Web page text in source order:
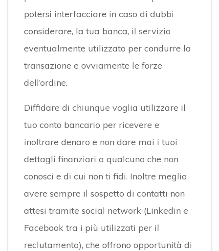
potersi interfacciare in caso di dubbi
considerare, la tua banca, il servizio
eventualmente utilizzato per condurre la
transazione e ovviamente le forze
dell’ordine.
Diffidare di chiunque voglia utilizzare il
tuo conto bancario per ricevere e
inoltrare denaro e non dare mai i tuoi
dettagli finanziari a qualcuno che non
conosci e di cui non ti fidi. Inoltre meglio
avere sempre il sospetto di contatti non
attesi tramite social network (Linkedin e
Facebook tra i più utilizzati per il
reclutamento), che offrono opportunità di